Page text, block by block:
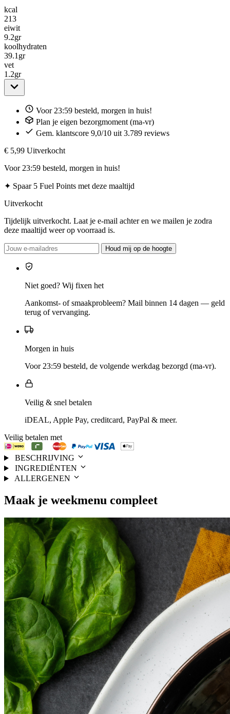
kcal
213
eiwit
9.2gr
koolhydraten
39.1 gr
vet
1.2gr
Voor 23:59 besteld, morgen in huis!
Plan je eigen bezorgmoment (ma-vr)
Gem. klantscore 9,0/10 uit 3.789 reviews
€ 5,99 Uitverkocht
Voor 23:59 besteld, morgen in huis!
✦ Spaar 5 Fuel Points met deze maaltijd
Uitverkocht
Tijdelijk uitverkocht. Laat je e-mail achter en we mailen je zodra
deze maaltijd weer op voorraad is.
Houd mij op de hoogte
Niet goed? Wij fixen het
Aankomst- of smaakprobleem? Mail binnen 14 dagen — geld
terug of vervanging.
Morgen in huis
Voor 23:59 besteld, de volgende werkdag bezorgd (ma-vr).
Veilig & snel betalen
iDEAL, Apple Pay, creditcard, PayPal & meer.
Veilig betalen met
BESCHRIJVING
INGREDIËNTEN
ALLERGENEN
Maak je weekmenu compleet